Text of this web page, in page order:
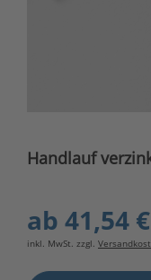
Handlauf
ab 41,54 €
inkl. MwSt. zzgl.